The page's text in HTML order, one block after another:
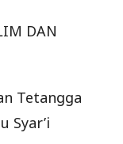
DAN
Tetangga
Syar’i